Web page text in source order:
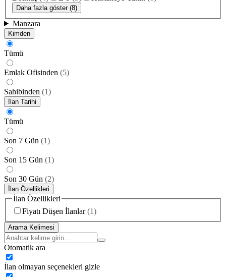
Daha fazla göster (8)
Manzara
Kimden
Tümü
Emlak Ofisinden (5)
Sahibinden (1)
İlan Tarihi
Tümü
Son 7 Gün (1)
Son 15 Gün (1)
Son 30 Gün (2)
İlan Özellikleri
İlan Özellikleri
Fiyatı Düşen İlanlar (1)
Arama Kelimesi
Otomatik ara
İlan olmayan seçenekleri gizle